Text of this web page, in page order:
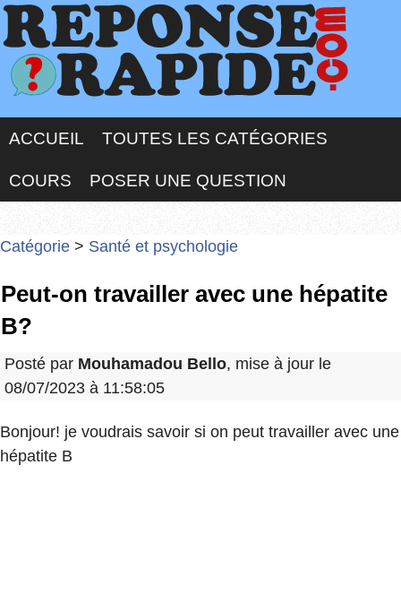
ACCUEIL TOUTES LES CATÉGORIES
COURS POSER UNE QUESTION
Catégorie > Santé et psychologie
Peut-on travailler avec une hépatite
B?
Posté par Mouhamadou Bello, mise à jour le
08/07/2023 à 11:58:05
Bonjour! je voudrais savoir si on peut travailler avec une
hépatite B